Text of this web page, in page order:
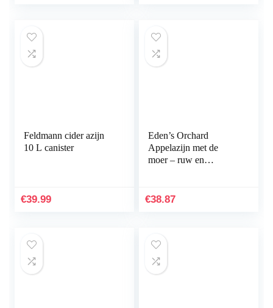
Feldmann cider azijn
10 L canister
€39.99
Eden’s Orchard
Appelazijn met de
moer – ruw en
€38.87